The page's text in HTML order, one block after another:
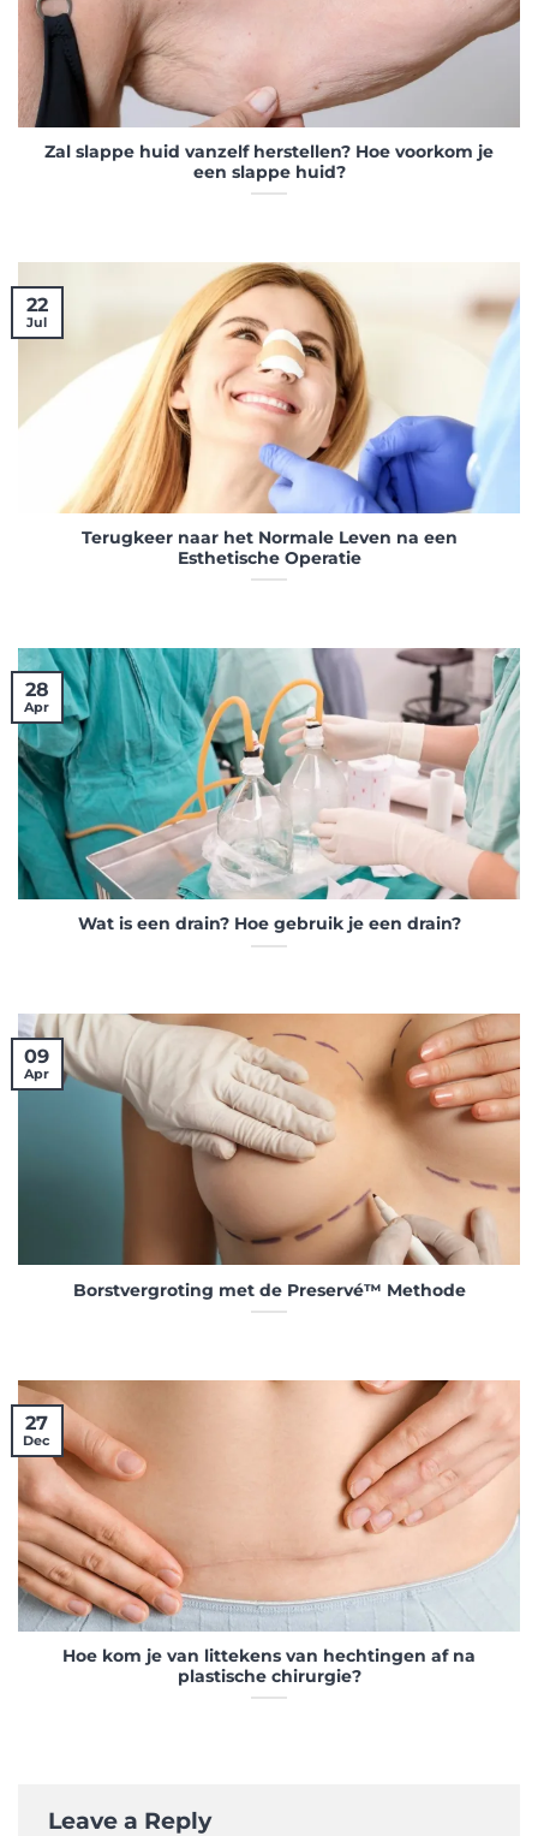
Zal slappe huid vanzelf herstellen? Hoe voorkom je
een slappe huid?
Terugkeer naar het Normale Leven na een
Esthetische Operatie
22
Jul
Wat is een drain? Hoe gebruik je een drain?
28
Apr
Borstvergroting met de Preservé™ Methode
09
Apr
Hoe kom je van littekens van hechtingen af ​​na
plastische chirurgie?
27
Dec
Leave a Reply